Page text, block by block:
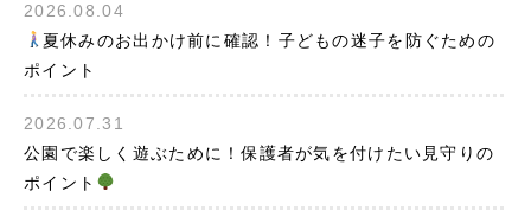
2026.08.04
夏休みのお出かけ前に確認！子どもの迷子を防ぐための
ポイント
2026.07.31
公園で楽しく遊ぶために！保護者が気を付けたい見守りの
ポイント